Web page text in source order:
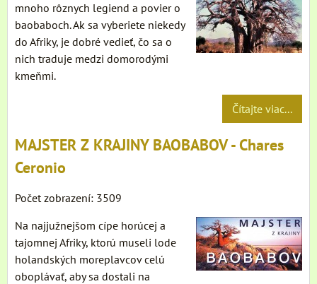
mnoho rôznych legiend a povier o
baobaboch. Ak sa vyberiete niekedy
do Afriky, je dobré vedieť, čo sa o
nich traduje medzi domorodými
kmeňmi.
Čítajte viac...
MAJSTER Z KRAJINY BAOBABOV - Chares
Ceronio
Počet zobrazení: 3509
Na najjužnejšom cípe horúcej a
tajomnej Afriky, ktorú museli lode
holandských moreplavcov celú
oboplávať, aby sa dostali na